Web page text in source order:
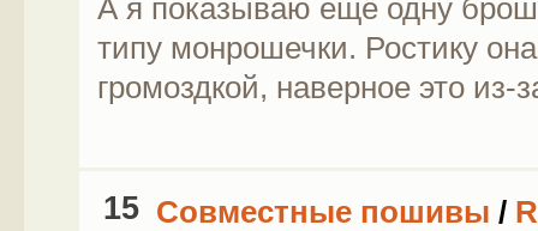
А я показываю ещё одну
типу монрошечки. Ростику
громоздкой, наверное это
15 Совместные пошивы /